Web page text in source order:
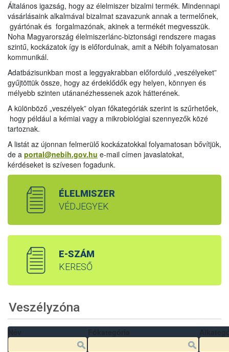
Általános igazság, hogy az élelmiszer bizalmi termék. Mindennapi
vásárlásaink alkalmával bizalmat szavazunk annak a termelőnek,
gyártónak és forgalmazónak, akinek a termékét megvesszük.
Noha Magyarország élelmiszerlánc-biztonsági rendszere magas
szintű, kockázatok így is előfordulnak, amit a Nébih folyamatosan
kommunikál.
Adatbázisunkban most a leggyakrabban előforduló „veszélyeket”
gyűjtöttük össze, hogy az érdeklődők egy helyen, könnyen és
mélyebb szinten utánanézhessenek azok hátterének.
A különböző „veszélyek” olyan főkategóriák szerint is szűrhetőek,
hogy például a kémiai vagy a mikrobiológiai szennyezők közé
tartoznak.
A listát az újonnan felmerülő kockázatokkal folyamatosan bővítjük,
de a portal@nebih.gov.hu e-mail címen javaslatokat,
kérdéseket is szívesen fogadunk.
ÉLELMISZER
VÉDJEGYEK
E-SZÁM
KERESŐ
Veszélyzóna